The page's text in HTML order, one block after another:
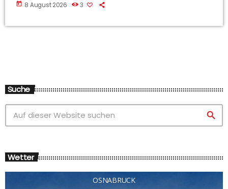
today 8 August 2026 3
Suche
search
Wetter
OSNABRÜCK